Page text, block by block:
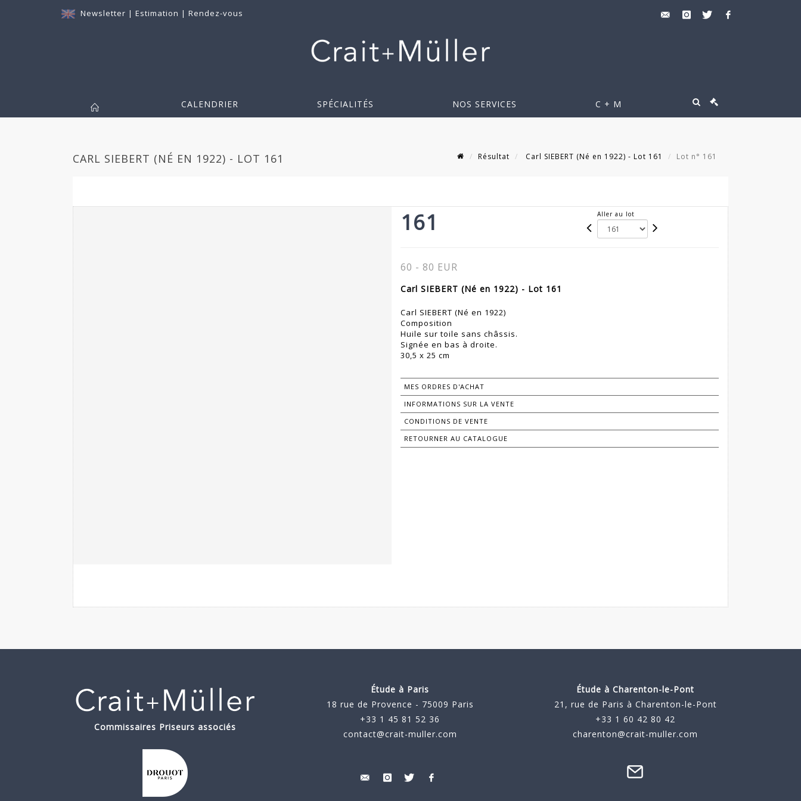
Newsletter | Estimation | Rendez-vous
CALENDRIER SPÉCIALITÉS NOS SERVICES C + M
CARL SIEBERT (NÉ EN 1922) - LOT 161 Résultat Carl SIEBERT (Né en 1922) - Lot 161 Lot n° 161
161 Aller au lot
60 - 80 EUR
Carl SIEBERT (Né en 1922) - Lot 161
Carl SIEBERT (Né en 1922)
Composition
Huile sur toile sans châssis.
Signée en bas à droite.
30,5 x 25 cm
MES ORDRES D'ACHAT
INFORMATIONS SUR LA VENTE
CONDITIONS DE VENTE
RETOURNER AU CATALOGUE
Commissaires Priseurs associés
Étude à Paris
18 rue de Provence - 75009 Paris
+33 1 45 81 52 36
contact@crait-muller.com
Étude àCharenton-le-Pont
21, rue de Paris à Charenton-le-Pont
+33 1 60 42 80 42
charenton@crait-muller.com